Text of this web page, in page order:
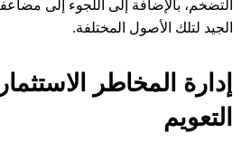
التضخم، بالإضافة إلى اللجوء إلى
الجيد لتلك الأصول المختلفة.
إدارة المخاطر
التعويم